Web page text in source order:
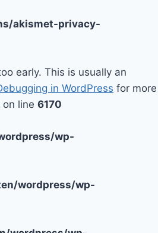
akismet-privacy-
early. This is usually an
in WordPress for more
on line 6170
wp-
wordpress/wp-